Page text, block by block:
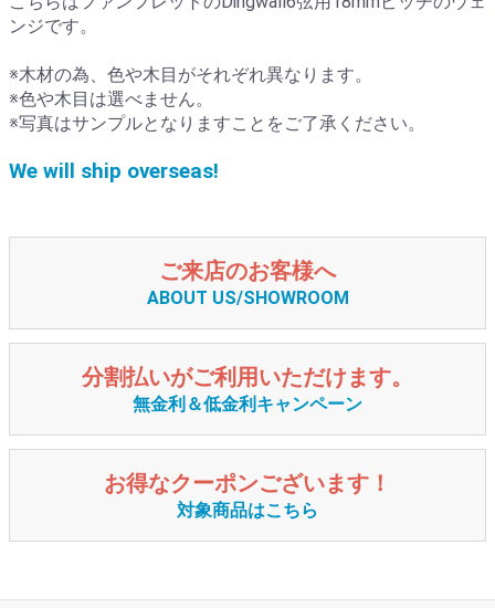
ンジです。
※木材の為、色や木目がそれぞれ異なります。
※色や木目は選べません。
※写真はサンプルとなりますことをご了承ください。
We will ship overseas!
ご来店のお客様へ
ABOUT US/SHOWROOM
分割払いがご利用いただけます。
無金利＆低金利キャンペーン
お得なクーポンございます！
対象商品はこちら